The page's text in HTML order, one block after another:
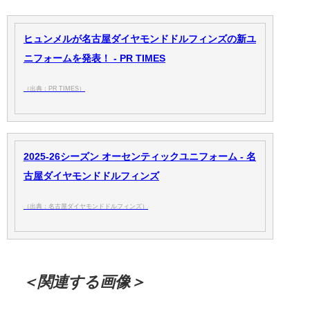
ヒュンメルが名古屋ダイヤモンドドルフィンズの新ユ
ニフォームを発表！ - PR TIMES
（出典：PR TIMES）
2025-26シーズン オーセンティックユニフォーム - 名
古屋ダイヤモンドドルフィンズ
（出典：名古屋ダイヤモンドドルフィンズ）
＜関連する画像＞